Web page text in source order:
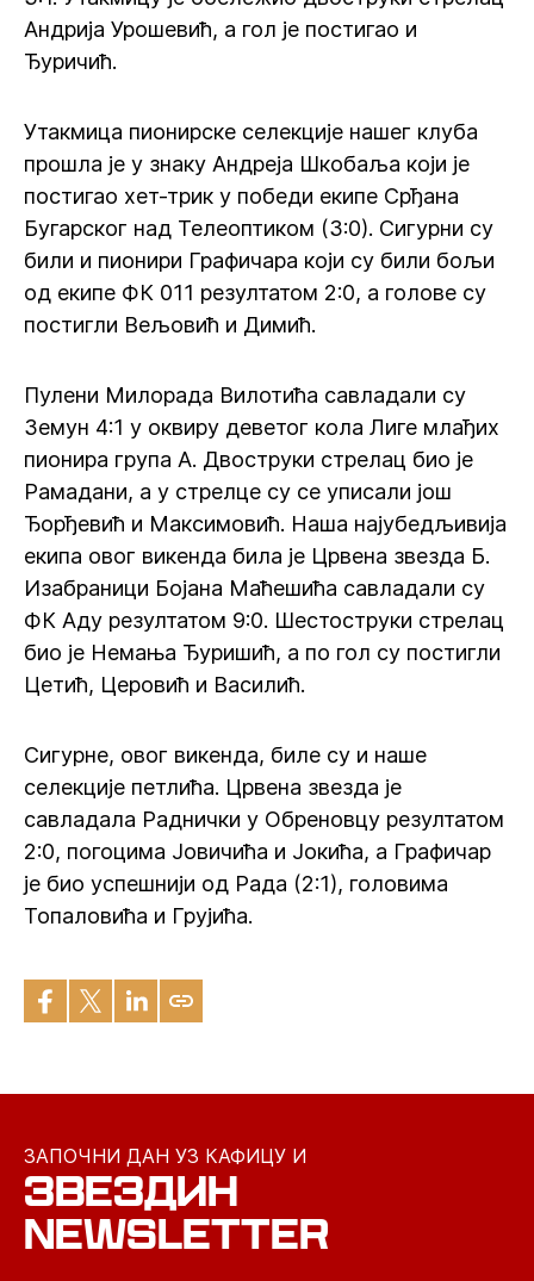
Андрија Урошевић, а гол је постигао и
Ђуричић.
Утакмица пионирске селекције нашег клуба
прошла је у знаку Андреја Шкобаља који је
постигао хет-трик у победи екипе Срђана
Бугарског над Телеоптиком (3:0). Сигурни су
били и пионири Графичара који су били бољи
од екипе ФК 011 резултатом 2:0, а голове су
постигли Вељовић и Димић.
Пулени Милорада Вилотића савладали су
Земун 4:1 у оквиру деветог кола Лиге млађих
пионира група А. Двоструки стрелац био је
Рамадани, а у стрелце су се уписали још
Ђорђевић и Максимовић. Наша најубедљивија
екипа овог викенда била је Црвена звезда Б.
Изабраници Бојана Маћешића савладали су
ФК Аду резултатом 9:0. Шестоструки стрелац
био је Немања Ђуришић, а по гол су постигли
Цетић, Церовић и Василић.
Сигурне, овог викенда, биле су и наше
селекције петлића. Црвена звезда је
савладала Раднички у Обреновцу резултатом
2:0, погоцима Јовичића и Јокића, а Графичар
је био успешнији од Рада (2:1), головима
Топаловића и Грујића.
ЗАПОЧНИ ДАН УЗ КАФИЦУ И
ЗВЕЗДИН
NEWSLETTER